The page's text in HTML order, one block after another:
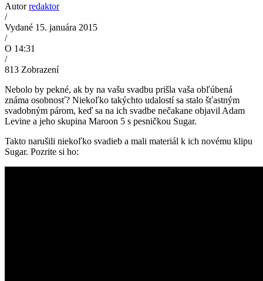
Autorredaktor
/
Vydané 15. januára 2015
/
O 14:31
/
813 Zobrazení
Nebolo by pekné, ak by na vašu svadbu prišla vaša obľúbená
známa osobnosť? Niekoľko takýchto udalostí sa stalo šťastným
svadobným párom, keď sa na ich svadbe nečakane objavil Adam
Levine a jeho skupina Maroon 5 s pesničkou Sugar.
Takto narušili niekoľko svadieb a mali materiál k ich novému klipu
Sugar. Pozrite si ho: